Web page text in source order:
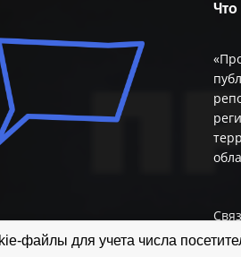
Что
файлы для учета числа